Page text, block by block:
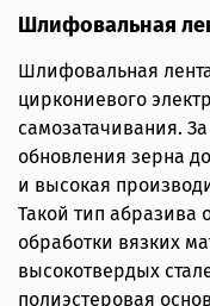
Шлифовальная
Шлифовальная
циркониевого
самозатачивания.
обновления зерна
и высокая
Такой тип абразива
обработки вязких
высокотвердых
полиэстеровая